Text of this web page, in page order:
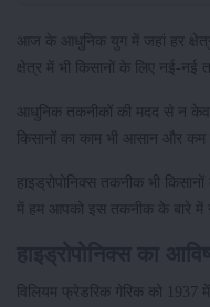
आज के आधुनिक युग में जहां हर
क्षेत्र में भी किसानों के लिए नई-नई
आधुनिक तकनीकों की मदद से न केवल
किसानों का काम भी आसान और कम
हाइड्रोपोनिक्स तकनीक भी
में हम आपको इस तकनीक के बारे में
विलियम फ्रेडरिक गेरिक को 1937